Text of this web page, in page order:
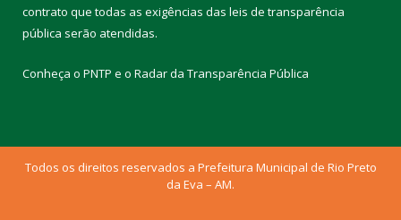
contrato que todas as exigências das leis de transparência
pública serão atendidas.
Conheça o PNTP e o Radar da Transparência Pública
Todos os direitos reservados a Prefeitura Municipal de Rio Preto
da Eva – AM.